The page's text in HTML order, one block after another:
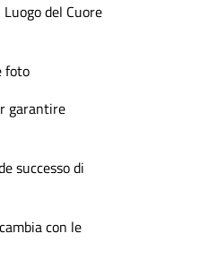
del Cuore
foto
garantire
successo di
con le